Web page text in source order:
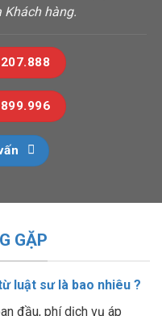
Khách hàng.
GẶP
luật sư là bao nhiêu ?
đầu, phí dịch vụ áp